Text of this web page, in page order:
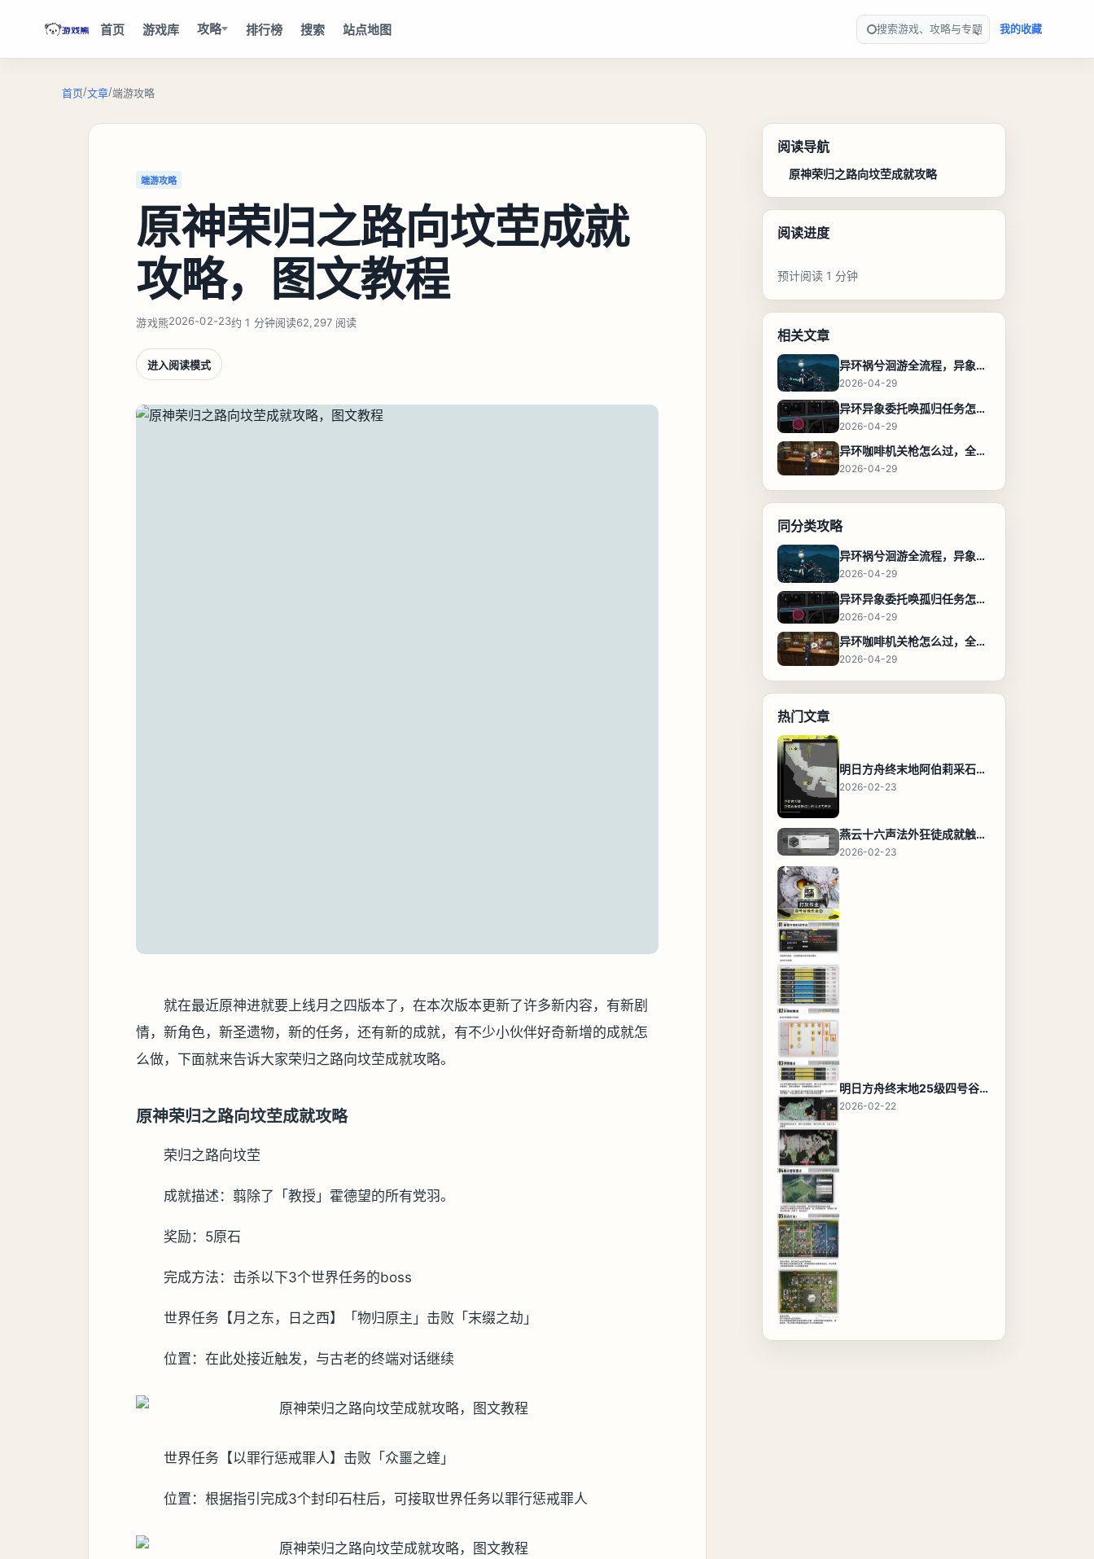
首页 游戏库 攻略 排行榜 搜索 站点地图 搜索游戏、攻略与专题 我的收藏
首页/文章/端游攻略
端游攻略
原神荣归之路向坟茔成就
攻略，图文教程
游戏熊2026-02-23约 1 分钟阅读62,297 阅读
进入阅读模式
就在最近原神进就要上线月之四版本了，在本次版本更新了许多新内容，有新剧
情，新角色，新圣遗物，新的任务，还有新的成就，有不少小伙伴好奇新增的成就怎
么做，下面就来告诉大家荣归之路向坟茔成就攻略。
原神荣归之路向坟茔成就攻略
荣归之路向坟茔
成就描述：翦除了「教授」霍德望的所有党羽。
奖励：5原石
完成方法：击杀以下3个世界任务的boss
世界任务【月之东，日之西】「物归原主」击败「末缀之劫」
位置：在此处接近触发，与古老的终端对话继续
世界任务【以罪行惩戒罪人】击败「众噩之蝰」
位置：根据指引完成3个封印石柱后，可接取世界任务以罪行惩戒罪人
阅读导航
原神荣归之路向坟茔成就攻略
阅读进度
预计阅读 1 分钟
相关文章
异环祸兮洄游全流程，异象委托任务通关攻略
2026-04-29
异环异象委托唤孤归任务怎么完成，流程步骤与位置攻略
2026-04-29
异环咖啡机关枪怎么过，全流程通关攻略
2026-04-29
同分类攻略
异环祸兮洄游全流程，异象委托任务通关攻略
2026-04-29
异环异象委托唤孤归任务怎么完成，流程步骤与位置攻略
2026-04-29
异环咖啡机关枪怎么过，全流程通关攻略
2026-04-29
热门文章
明日方舟终末地阿伯莉采石场宝箱全收集攻略，全点位分布图与路线
2026-02-23
燕云十六声法外狂徒成就触发条件与通关攻略
2026-02-23
明日方舟终末地25级四号谷地基地蓝图，高效布局规划
2026-02-22